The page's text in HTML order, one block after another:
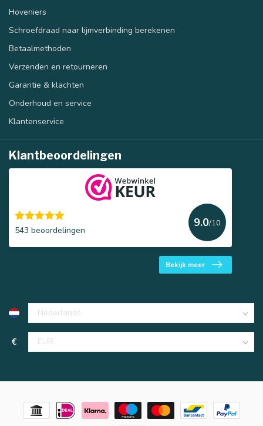
Hoveniers
Schroefdraad naar lijmverbinding berekenen
Betaalmethoden
Verzenden en retourneren
Garantie & klachten
Onderhoud en service
Klantenservice
Klantbeoordelingen
543 beoordelingen
9.0/10
Bekijk meer
€